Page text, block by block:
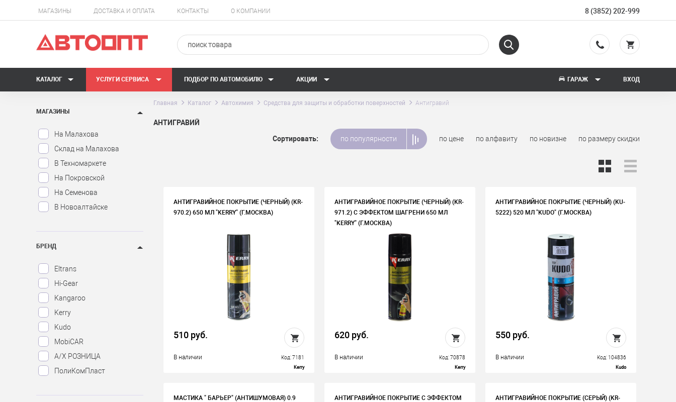
МАГАЗИНЫ ДОСТАВКА И ОПЛАТА КОНТАКТЫ О КОМПАНИИ 8 (3852) 202-999
КАТАЛОГ УСЛУГИ СЕРВИСА ПОДБОР ПО АВТОМОБИЛЮ АКЦИИ ГАРАЖ ВХОД
МАГАЗИНЫ
На Малахова
Склад на Малахова
В Техномаркете
На Покровской
На Семенова
В Новоалтайске
БРЕНД
Eltrans
Hi-Gear
Kangaroo
Kerry
Kudo
MobiCAR
А/Х РОЗНИЦА
ПолиКомПласт
Главная Каталог Автохимия Средства для защиты и обработки поверхностей Антигравий
АНТИГРАВИЙ
Сортировать:
по популярности по цене по алфавиту по новизне по размеру скидки
АНТИГРАВИЙНОЕ ПОКРЫТИЕ (ЧЕРНЫЙ) (KR-
970.2) 650 МЛ "KERRY" (Г.МОСКВА)
510 руб.
В наличии Код: 7181
Kerry
АНТИГРАВИЙНОЕ ПОКРЫТИЕ (ЧЕРНЫЙ) (KR-
971.2) С ЭФФЕКТОМ ШАГРЕНИ 650 МЛ
"KERRY" (Г.МОСКВА)
620 руб.
В наличии Код: 70878
Kerry
АНТИГРАВИЙНОЕ ПОКРЫТИЕ (ЧЕРНЫЙ) (KU-
5222) 520 МЛ "KUDO" (Г.МОСКВА)
550 руб.
В наличии Код: 104836
Kudo
МАСТИКА " БАРЬЕР" (АНТИШУМОВАЯ) 0.9
АНТИГРАВИЙНОЕ ПОКРЫТИЕ С ЭФФЕКТОМ
АНТИГРАВИЙНОЕ ПОКРЫТИЕ (СЕРЫЙ) (KR-